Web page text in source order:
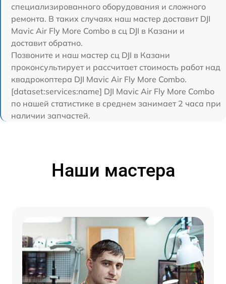
специализированного оборудования и сложного
ремонта. В таких случаях наш мастер доставит DJI
Mavic Air Fly More Combo в сц DJI в Казани и
доставит обратно.
Позвоните и наш мастер сц DJI в Казани
проконсультирует и рассчитает стоимость работ над
квадрокоптера DJI Mavic Air Fly More Combo.
[dataset:services:name] DJI Mavic Air Fly More Combo
по нашей статистике в среднем занимает 2 часа при
наличии запчастей.
Наши мастера